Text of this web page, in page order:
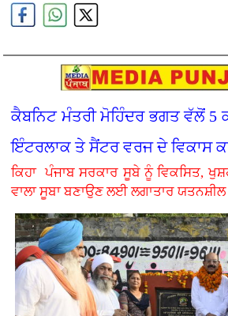
ਕੈਬਨਿਟ ਮੰਤਰੀ ਮੋਹਿੰਦਰ ਭਗਤ ਵੱਲੋਂ 5
ਇੰਟਰਲਾਕ ਤੇ ਸੈਂਟਰ ਵਰਜ ਦੇ ਵਿਕਾਸ
ਕਿਹਾ ਪੰਜਾਬ ਸਰਕਾਰ ਸੂਬੇ ਨੂੰ ਵਿਕਸਿਤ,
ਵਾਲਾ ਸੂਬਾ ਬਣਾਉਣ ਲਈ ਲਗਾਤਾਰ ਯਤਨਸ਼ੀਲ